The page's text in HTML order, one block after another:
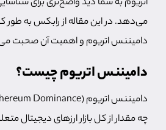
می‌دهد. در این مقاله از رابکس به طور
دامیننس اتریوم و اهمیت آن صحبت
دامیننس اتریوم چیست؟
چه مقدار از کل بازار ارزهای دیجیتال